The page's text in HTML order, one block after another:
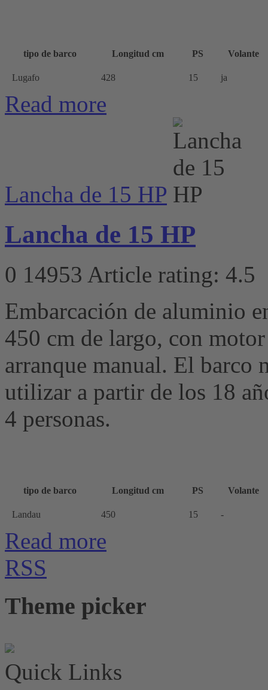
tipo de barco Longitud cm PS Volante
Lugafo 428 15 ja
Read more
Lancha de 15 HP
Lancha de 15 HP
0 14953 Article rating: 4.5
Embarcación de aluminio
450 cm de largo, con
arranque manual. El barco
utilizar a partir de los 18
4 personas.
tipo de barco Longitud cm PS Volante
Landau 450 15 -
Read more
RSS
Theme picker
Quick Links